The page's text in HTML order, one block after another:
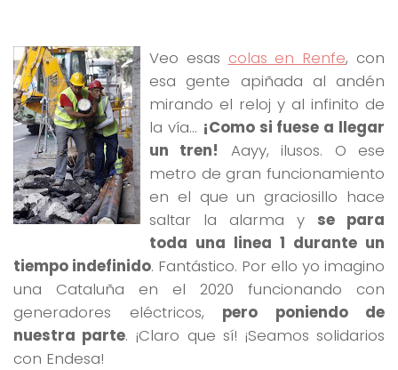
Veo esas colas en Renfe, con
esa gente apiñada al andén
mirando el reloj y al infinito de
la vía… ¡Como si fuese a llegar
un tren!
Aayy, ilusos. O ese
metro de gran funcionamiento
en el que un graciosillo hace
saltar la alarma y se para
toda una linea 1 durante un
tiempo indefinido. Fantástico. Por ello yo imagino
una Cataluña en el 2020 funcionando con
generadores eléctricos, pero poniendo de
nuestra parte. ¡Claro que sí! ¡Seamos solidarios
con Endesa!